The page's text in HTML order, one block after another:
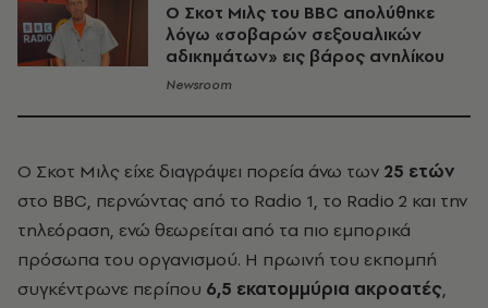
Ο Σκοτ Μιλς του BBC απολύθηκε
λόγω «σοβαρών σεξουαλικών
αδικημάτων» εις βάρος ανηλίκου
Newsroom
Ο Σκοτ Μιλς είχε διαγράψει πορεία άνω των 25 ετών
στο BBC, περνώντας από το Radio 1, το Radio 2 και την
τηλεόραση, ενώ θεωρείται από τα πιο εμπορικά
πρόσωπα του οργανισμού. Η πρωινή του εκπομπή
συγκέντρωνε περίπου 6,5 εκατομμύρια ακροατές,